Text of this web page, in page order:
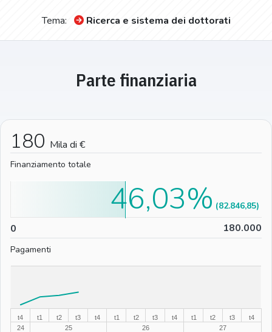
Tema: Ricerca e sistema dei dottorati
Parte finanziaria
180 Mila di €
Finanziamento totale
0 180.000
46,03% (82.846,85)
Pagamenti
t4
24
t1
25
t2 t3 t4
t1
26
t2 t3 t4
t1
27
t2 t3 t4